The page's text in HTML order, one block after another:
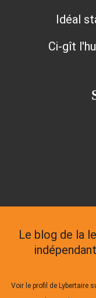
Idéal
Ci-gît
Le blog de la
Voir le profil de Lybertaire